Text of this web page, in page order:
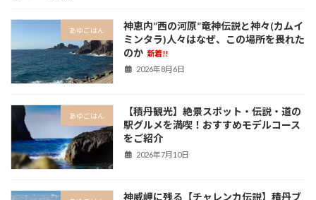
あゆごはん
神恵内”西の河原”竜神伝説と神々(カムイ
ミンタラ)人々はなぜ、この場所を畏れた
のか 新着!!
2026年8月6日
あゆごはん
【積丹観光】絶景スポット・伝説・道の
駅グルメを満喫！おすすめモデルコース
をご紹介
2026年7月10日
神威岬に残る【チャレンカ伝説】積丹ブ